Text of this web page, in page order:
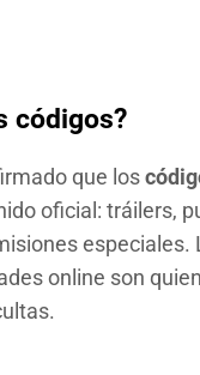
códigos?
que los
oficial: tráilers,
online son